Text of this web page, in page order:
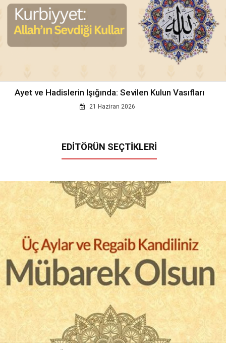
Ayet ve Hadislerin Işığında: Sevilen Kulun Vasıfları
21 Haziran 2026
EDİTÖRÜN SEÇTİKLERİ